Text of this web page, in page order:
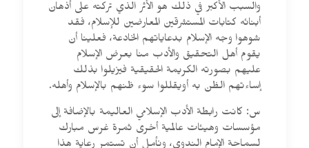
والسبب الأكبر في ذلك هو الأثر الذي تركته على أذهان
أبنائه كتابات المستشرقين المعارضين للإسلام، فقد
شوهوا وجه الإسلام بدعاياتهم الخادعة، فعلينا أن
يقوم أهل التحقيق والأدب منا بعرض الإسلام
عليهم بصورته الكريمة الحقيقية فيزيلوا بذلك
إساءتهم الظن به أويقللوا سوء ظنهم بالإسلام وأهله.
س: كانت رابطة الأدب الإسلامي العاليمة بالإضافة إلى
مؤسسات وهيئات عالمية أخرى ثمرة غرس مبارك